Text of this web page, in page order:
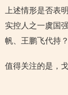
上述情形是否表
实控人之一虞国
帆、王鹏飞代持
值得关注的是，